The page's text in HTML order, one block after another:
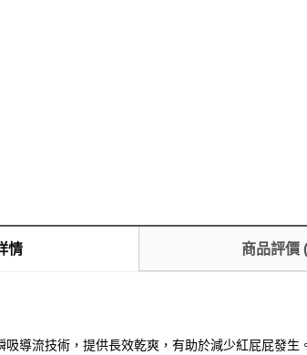
情 商品評價 (
吸導流技術，提供長效乾爽，有助於減少紅屁屁發